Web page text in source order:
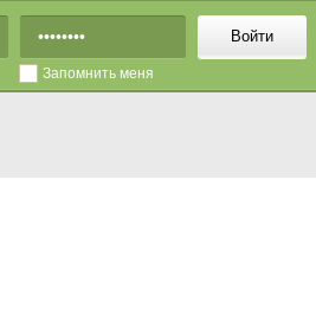
Войти
Запомнить меня